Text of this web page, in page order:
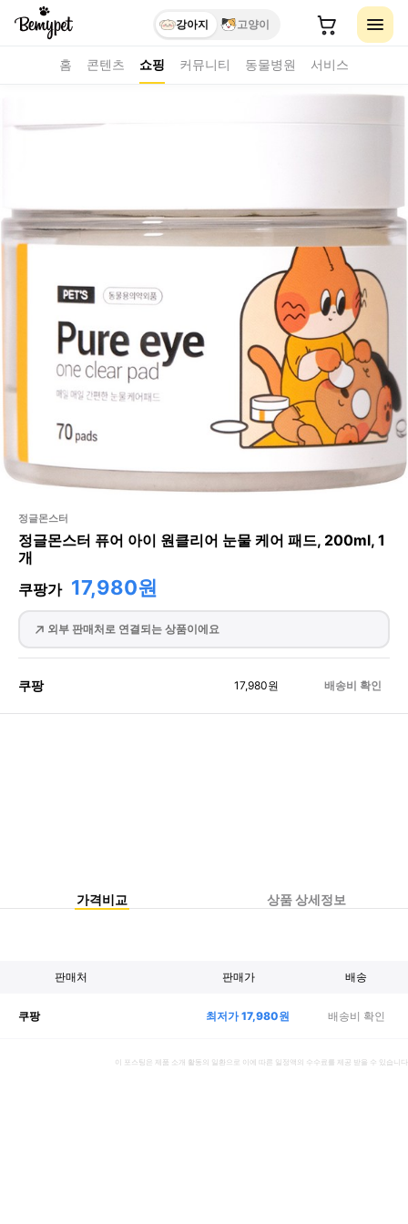
강아지 고양이
홈 콘텐츠 쇼핑 커뮤니티 동물병원 서비스
정글몬스터
정글몬스터 퓨어 아이 원클리어 눈물 케어 패드, 200ml, 1
개
쿠팡가 17,980원
외부 판매처로 연결되는 상품이에요
쿠팡 17,980원 배송비 확인
가격비교 상품 상세정보
판매처 판매가 배송
쿠팡 최저가17,980원 배송비 확인
이 포스팅은 제품 소개 활동의 일환으로 이에 따른 일정액의 수수료를 제공 받을 수 있습니다